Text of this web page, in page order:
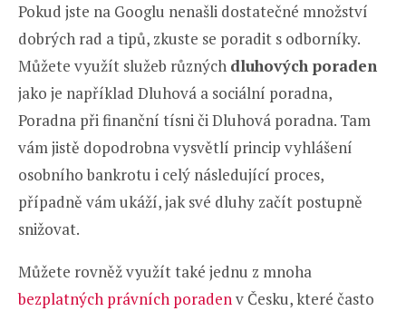
Pokud jste na Googlu nenašli dostatečné množství
dobrých rad a tipů, zkuste se poradit s odborníky.
Můžete využít služeb různých dluhových poraden
jako je například Dluhová a sociální poradna,
Poradna při finanční tísni či Dluhová poradna. Tam
vám jistě dopodrobna vysvětlí princip vyhlášení
osobního bankrotu i celý následující proces,
případně vám ukáží, jak své dluhy začít postupně
snižovat.
Můžete rovněž využít také jednu z mnoha
bezplatných právních poradenv Česku, které často